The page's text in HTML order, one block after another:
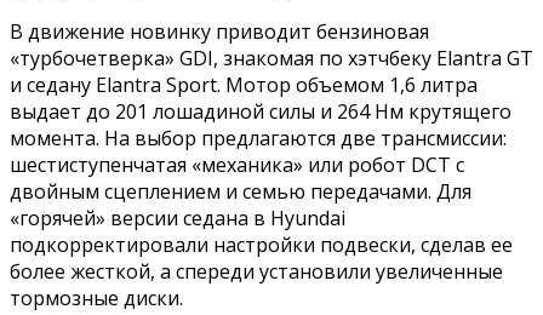
В движение новинку приводит бензиновая
«турбочетверка» GDI, знакомая по хэтчбеку Elantra GT
и седану Elantra Sport. Мотор объемом 1,6 литра
выдает до 201 лошадиной силы и 264 Нм крутящего
момента. На выбор предлагаются две трансмиссии:
шестиступенчатая «механика» или робот DCT с
двойным сцеплением и семью передачами. Для
«горячей» версии седана в Hyundai
подкорректировали настройки подвески, сделав ее
более жесткой, а спереди установили увеличенные
тормозные диски.